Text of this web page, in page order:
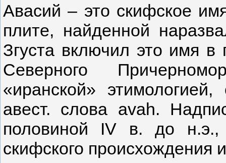
Авасий – это скифское
плите, найденной
Згуста включил это имя
Северного
«иранской»
авест. слова avah.
половиной IV в. до н.э.,
скифского происхождения